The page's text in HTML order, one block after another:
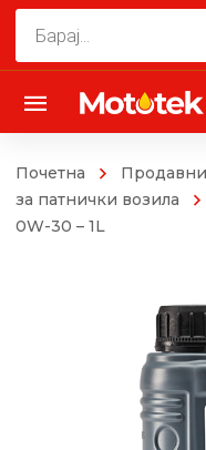
Почетна
за патнички возила
0W-30 – 1L